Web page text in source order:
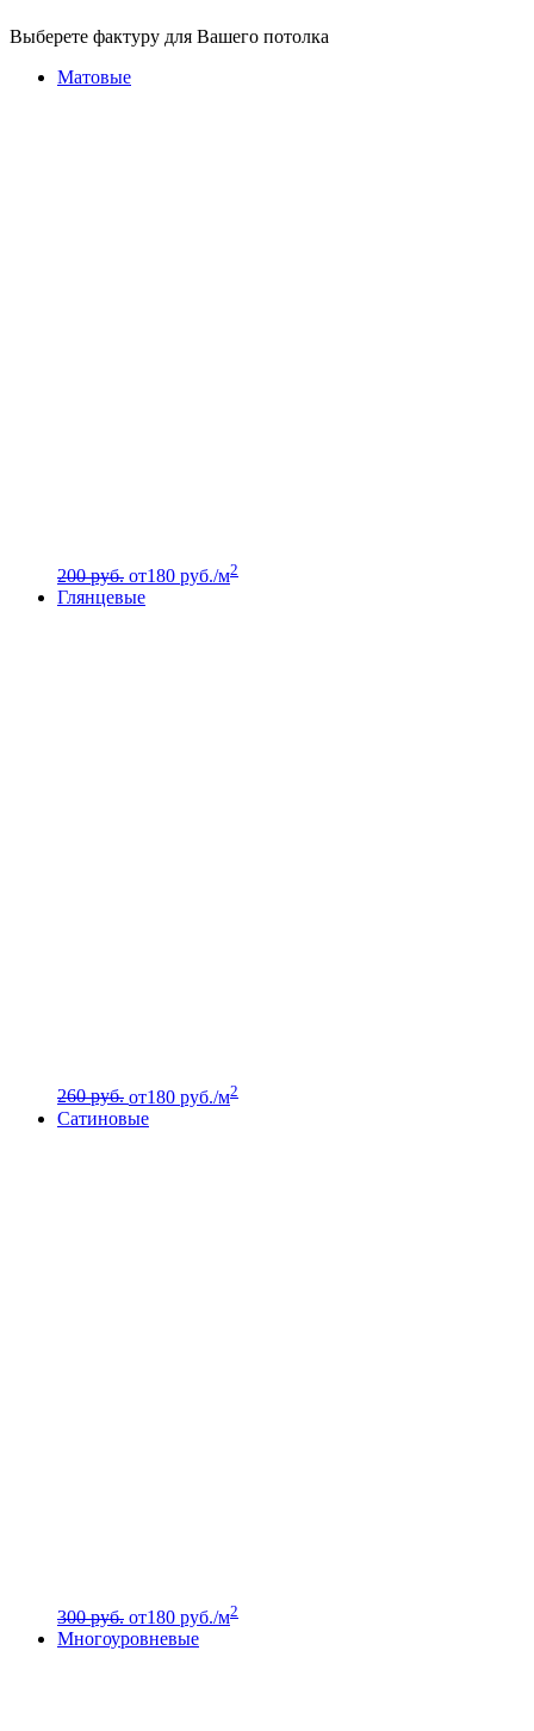
Выберете фактуру для Вашего потолка
Матовые
200 руб. от180 руб./м2
Глянцевые
260 руб. от180 руб./м2
Сатиновые
300 руб. от180 руб./м2
Многоуровневые